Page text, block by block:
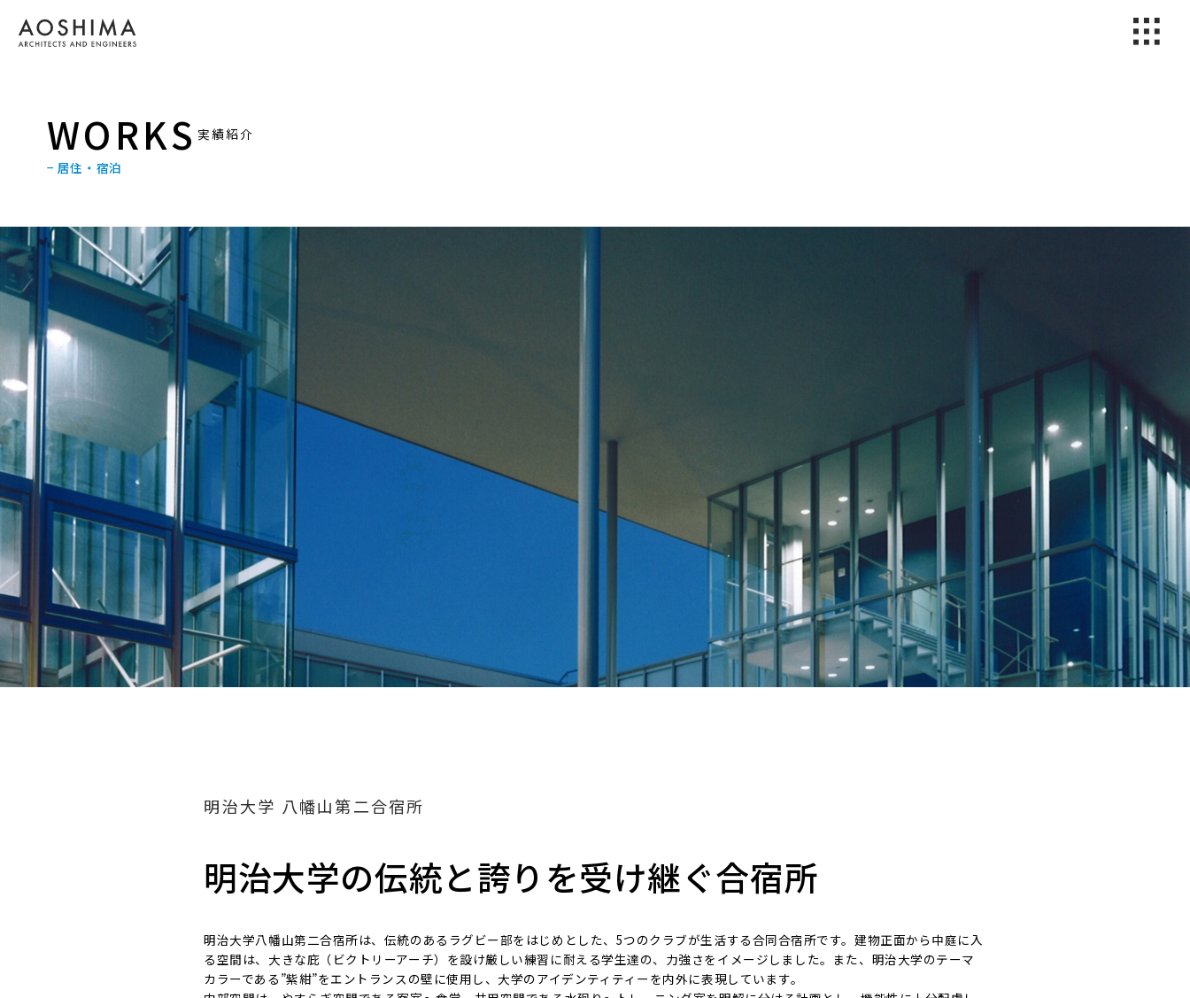
WORKS 実績紹介
− 居住・宿泊
明治大学 八幡山第二合宿所
明治大学の伝統と誇りを受け継ぐ合宿所
明治大学八幡山第二合宿所は、伝統のあるラグビー部をはじめとした、5つのクラブが生活する合同合宿所です。建物正面から中庭に入
る空間は、大きな庇（ビクトリーアーチ）を設け厳しい練習に耐える学生達の、力強さをイメージしました。また、明治大学のテーマ
カラーである”紫紺”をエントランスの壁に使用し、大学のアイデンティティーを内外に表現しています。